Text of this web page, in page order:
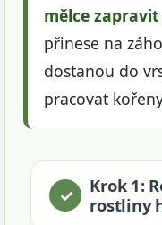
mělce
přinese na
dostanou do
pracovat
Krok 1:
rostliny